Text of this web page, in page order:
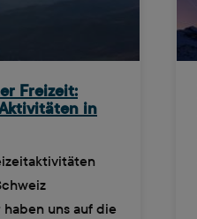
Freizeit:
in
uns auf die